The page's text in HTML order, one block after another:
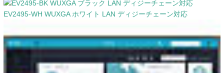
EV2495-WH WUXGA ホワイト LAN ディジーチェーン対応